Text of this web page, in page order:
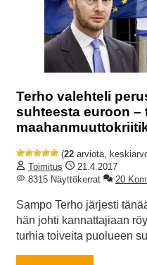
Terho valehteli
suhteesta euroon –
(22 arviota,
Toimitus
21.4.2017
8315 Näyttökerrat
20
Sampo Terho järjesti
hän johti kannattajiaan
turhia toiveita puolueen